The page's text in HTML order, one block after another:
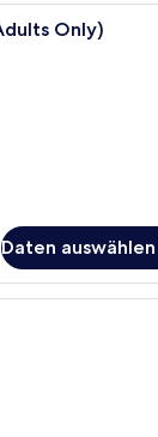
Ein
Only)
Daten
Ein